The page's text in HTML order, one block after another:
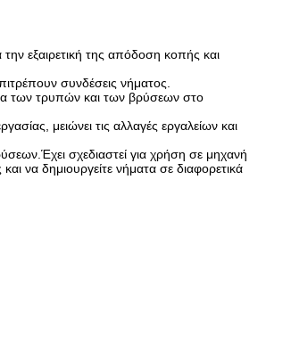
εξαιρετική της απόδοση κοπής και
συνδέσεις νήματος.
των τρυπών και των βρύσεων στο
μειώνει τις αλλαγές εργαλείων και
σχεδιαστεί για χρήση σε μηχανή
να δημιουργείτε νήματα σε διαφορετικά